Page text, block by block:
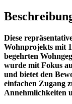
Diese
Wohnprojekts mit
begehrten
wurde mit Fokus
und bietet den
einfachen Zugang
Annehmlichkeiten